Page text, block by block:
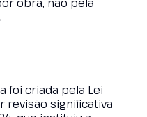
obra, não pela
foi criada pela Lei
revisão significativa